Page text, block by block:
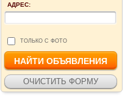
АДРЕС:
ТОЛЬКО С ФОТО